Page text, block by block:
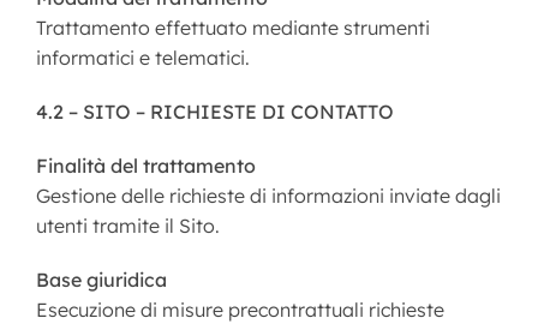
Trattamento effettuato mediante strumenti
informatici e telematici.
4.2 – SITO – RICHIESTE DI CONTATTO
Finalità del trattamento
Gestione delle richieste di informazioni inviate dagli
utenti tramite il Sito.
Base giuridica
Esecuzione di misure precontrattuali richieste